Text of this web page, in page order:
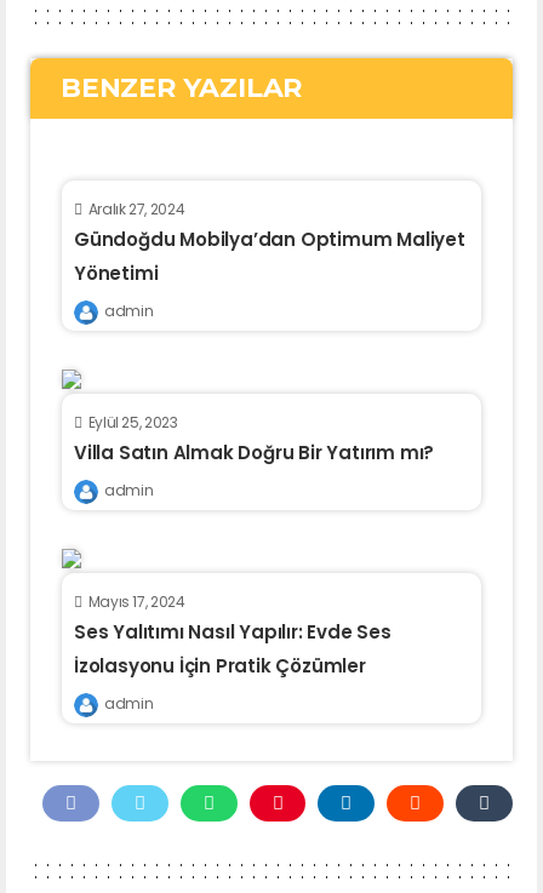
BENZER YAZILAR
Aralık 27, 2024
Gündoğdu Mobilya’dan Optimum Maliyet
Yönetimi
admin
Eylül 25, 2023
Villa Satın Almak Doğru Bir Yatırım mı?
admin
Mayıs 17, 2024
Ses Yalıtımı Nasıl Yapılır: Evde Ses
İzolasyonu İçin Pratik Çözümler
admin